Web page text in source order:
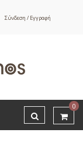
Σύνδεση / Εγγραφή
0